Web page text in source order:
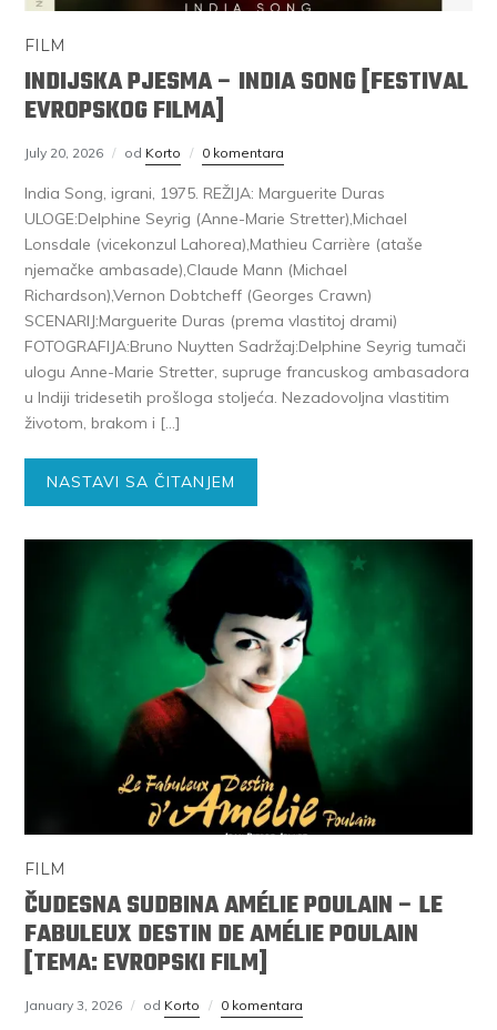
FILM
INDIJSKA PJESMA – INDIA SONG [FESTIVAL
EVROPSKOG FILMA]
July 20, 2026 od Korto 0 komentara
India Song, igrani, 1975. REŽIJA: Marguerite Duras
ULOGE:Delphine Seyrig (Anne-Marie Stretter),Michael
Lonsdale (vicekonzul Lahorea),Mathieu Carrière (ataše
njemačke ambasade),Claude Mann (Michael
Richardson),Vernon Dobtcheff (Georges Crawn)
SCENARIJ:Marguerite Duras (prema vlastitoj drami)
FOTOGRAFIJA:Bruno Nuytten Sadržaj:Delphine Seyrig tumači
ulogu Anne-Marie Stretter, supruge francuskog ambasadora
u Indiji tridesetih prošloga stoljeća. Nezadovoljna vlastitim
životom, brakom i […]
NASTAVI SA ČITANJEM
FILM
ČUDESNA SUDBINA AMÉLIE POULAIN – LE
FABULEUX DESTIN DE AMÉLIE POULAIN
[TEMA: EVROPSKI FILM]
January 3, 2026 od Korto 0 komentara